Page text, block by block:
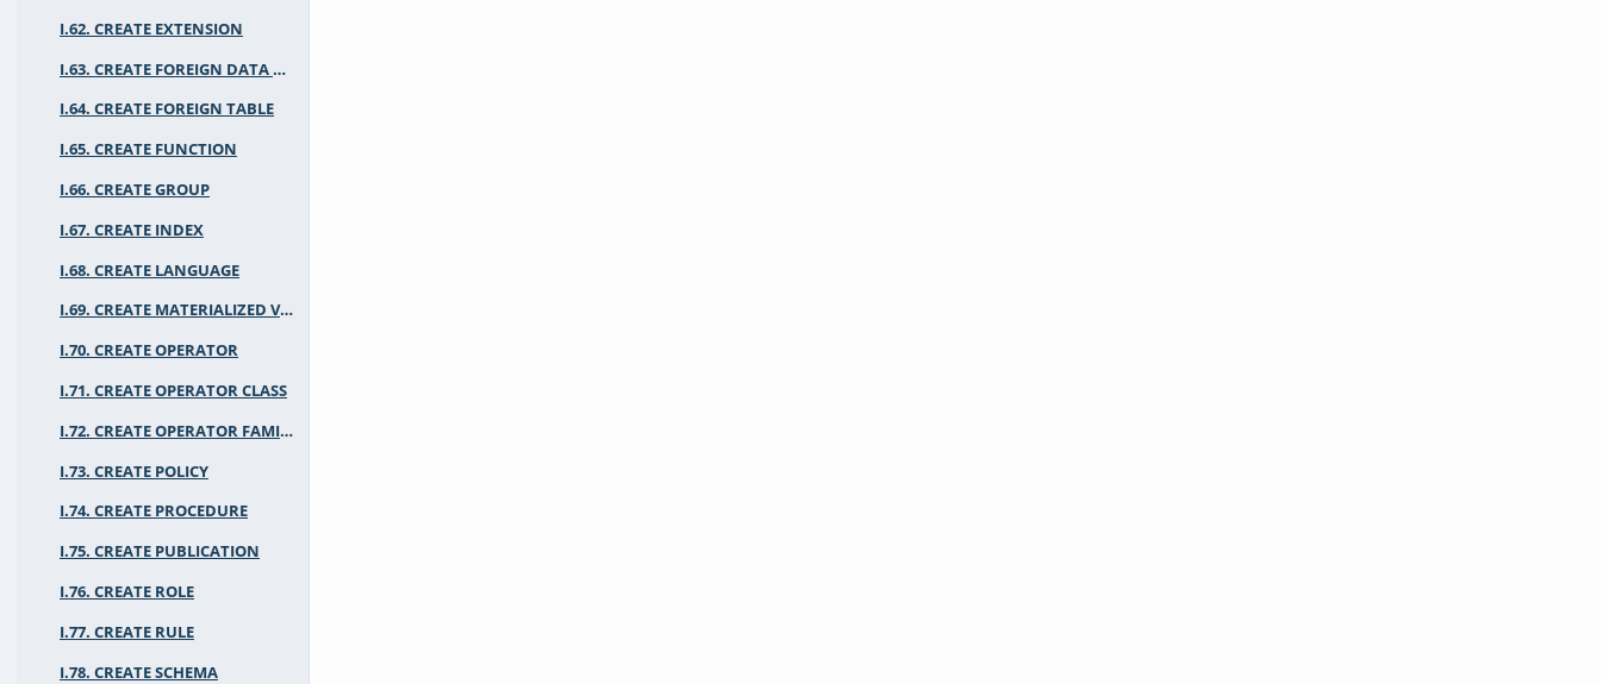
I.62. CREATE EXTENSION
I.63. CREATE FOREIGN DATA WRAPPER
I.64. CREATE FOREIGN TABLE
I.65. CREATE FUNCTION
I.66. CREATE GROUP
I.67. CREATE INDEX
I.68. CREATE LANGUAGE
I.69. CREATE MATERIALIZED VIEW
I.70. CREATE OPERATOR
I.71. CREATE OPERATOR CLASS
I.72. CREATE OPERATOR FAMILY
I.73. CREATE POLICY
I.74. CREATE PROCEDURE
I.75. CREATE PUBLICATION
I.76. CREATE ROLE
I.77. CREATE RULE
I.78. CREATE SCHEMA